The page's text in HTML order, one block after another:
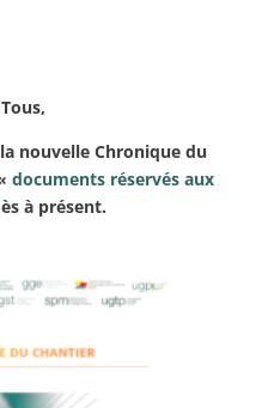
nouvelle Chronique du
documents réservés aux
à présent.